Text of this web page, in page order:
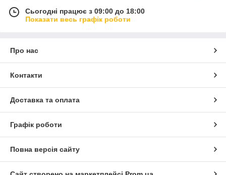
Сьогодні працює з 09:00 до 18:00
Показати весь графік роботи
Про нас
Контакти
Доставка та оплата
Графік роботи
Повна версія сайту